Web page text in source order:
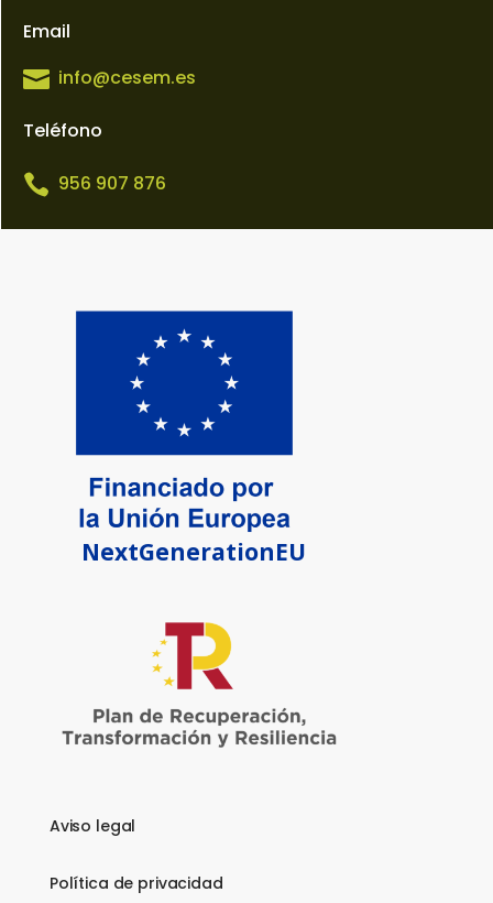
Email
 info@cesem.es
Teléfono
 956 907 876
NextGenerationEU
Aviso legal
Política de privacidad